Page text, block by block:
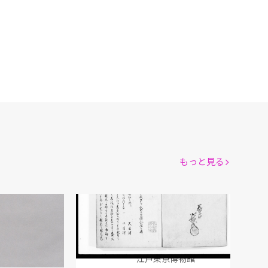
服忌例集 巻之一
江戸東京博物館
もっと見る